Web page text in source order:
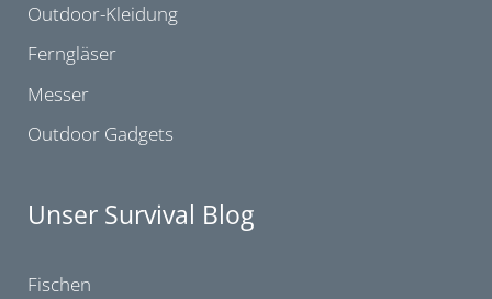
Outdoor-Kleidung
Ferngläser
Messer
Outdoor Gadgets
Unser Survival Blog
Fischen